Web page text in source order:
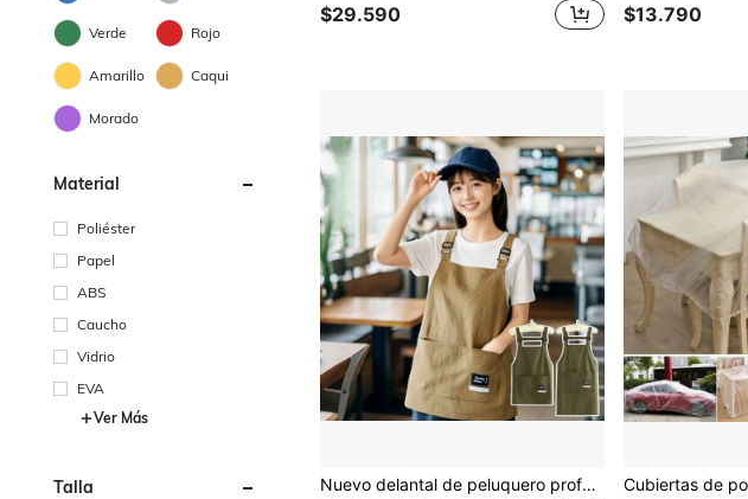
Verde Rojo
Amarillo Caqui
Morado
Material
Poliéster
Papel
ABS
Caucho
Vidrio
EVA
Ver Más
Talla
$29.590 $13.790
Nuevo delantal de peluquero profesional transpirable e impermeable, Delantal de cocina de 2 tamaños con bolsillo grande, Ropa de trabajo para peluquería